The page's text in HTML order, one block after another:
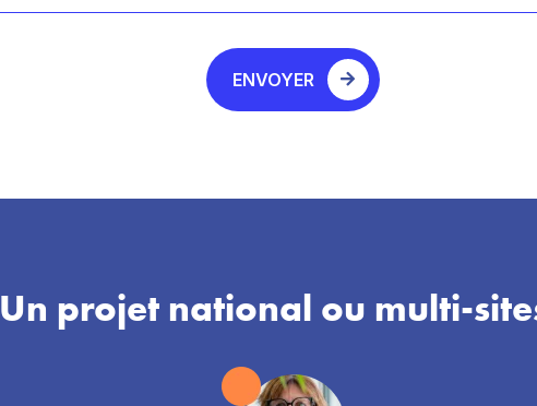
ENVOYER
Un projet national ou multi-